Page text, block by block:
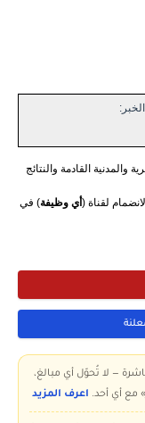
القادمة والنتائج
لقناة ( أي وظيفة) في
— لا تُحوّل أي مبالغ،
مع أي أحد. اعرف المزيد